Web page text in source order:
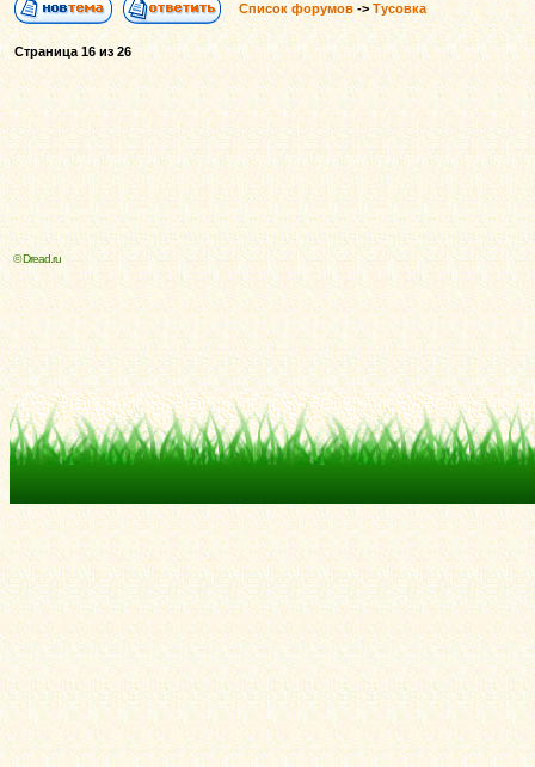
Список форумов -> Тусовка
Страница 16 из 26
© Dread.ru